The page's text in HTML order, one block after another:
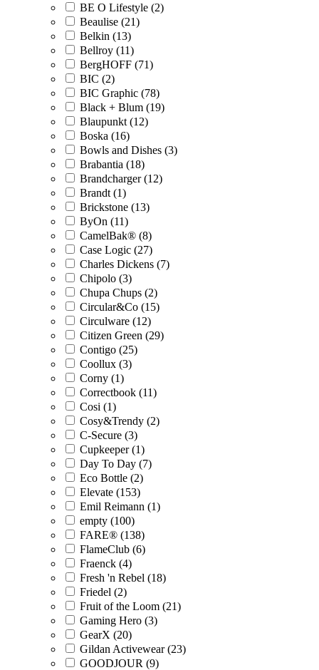
BE O Lifestyle (2)
Beaulise (21)
Belkin (13)
Bellroy (11)
BergHOFF (71)
BIC (2)
BIC Graphic (78)
Black + Blum (19)
Blaupunkt (12)
Boska (16)
Bowls and Dishes (3)
Brabantia (18)
Brandcharger (12)
Brandt (1)
Brickstone (13)
ByOn (11)
CamelBak® (8)
Case Logic (27)
Charles Dickens (7)
Chipolo (3)
Chupa Chups (2)
Circular&Co (15)
Circulware (12)
Citizen Green (29)
Contigo (25)
Coollux (3)
Corny (1)
Correctbook (11)
Cosi (1)
Cosy&Trendy (2)
C-Secure (3)
Cupkeeper (1)
Day To Day (7)
Eco Bottle (2)
Elevate (153)
Emil Reimann (1)
empty (100)
FARE® (138)
FlameClub (6)
Fraenck (4)
Fresh 'n Rebel (18)
Friedel (2)
Fruit of the Loom (21)
Gaming Hero (3)
GearX (20)
Gildan Activewear (23)
GOODJOUR (9)